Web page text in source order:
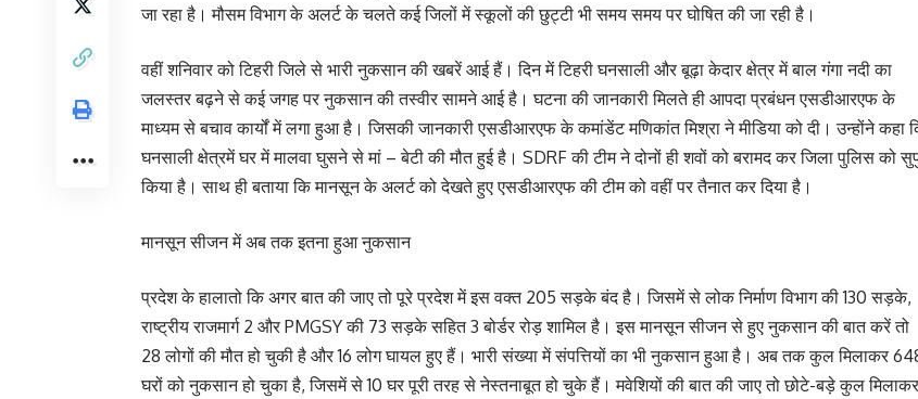
जा रहा है। मौसम विभाग के अलर्ट के चलते कई जिलों में स्कूलों की छुट्टी भी समय समय पर घोषित की जा रही है।
वहीं शनिवार को टिहरी जिले से भारी नुकसान की खबरें आई हैं। दिन में टिहरी घनसाली और बूढ़ा केदार क्षेत्र में बाल गंगा नदी का
जलस्तर बढ़ने से कई जगह पर नुकसान की तस्वीर सामने आई है। घटना की जानकारी मिलते ही आपदा प्रबंधन एसडीआरएफ के
माध्यम से बचाव कार्यों में लगा हुआ है। जिसकी जानकारी एसडीआरएफ के कमांडेंट मणिकांत मिश्रा ने मीडिया को दी। उन्होंने कहा
घनसाली क्षेत्रमें घर में मालवा घुसने से मां – बेटी की मौत हुई है। SDRF की टीम ने दोनों ही शवों को बरामद कर जिला पुलिस को
किया है। साथ ही बताया कि मानसून के अलर्ट को देखते हुए एसडीआरएफ की टीम को वहीं पर तैनात कर दिया है।
मानसून सीजन में अब तक इतना हुआ नुकसान
प्रदेश के हालातो कि अगर बात की जाए तो पूरे प्रदेश में इस वक्त 205 सड़के बंद है। जिसमें से लोक निर्माण विभाग की 130 सड़के,
राष्ट्रीय राजमार्ग 2 और PMGSY की 73 सड़के सहित 3 बोर्डर रोड़ शामिल है। इस मानसून सीजन से हुए नुकसान की बात करें तो
28 लोगों की मौत हो चुकी है और 16 लोग घायल हुए हैं। भारी संख्या में संपत्तियों का भी नुकसान हुआ है। अब तक कुल मिलाकर
घरों को नुकसान हो चुका है, जिसमें से 10 घर पूरी तरह से नेस्तनाबूत हो चुके हैं। मवेशियों की बात की जाए तो छोटे-बड़े कुल मिलाकर